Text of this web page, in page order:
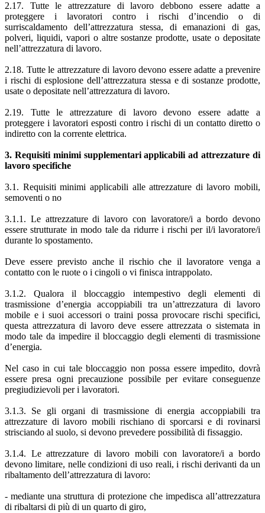
2.17. Tutte le attrezzature di lavoro debbono essere adatte a
proteggere i lavoratori contro i rischi d’incendio o di
surriscaldamento dell’attrezzatura stessa, di emanazioni di gas,
polveri, liquidi, vapori o altre sostanze prodotte, usate o depositate
nell’attrezzatura di lavoro.
2.18. Tutte le attrezzature di lavoro devono essere adatte a prevenire
i rischi di esplosione dell’attrezzatura stessa e di sostanze prodotte,
usate o depositate nell’attrezzatura di lavoro.
2.19. Tutte le attrezzature di lavoro devono essere adatte a
proteggere i lavoratori esposti contro i rischi di un contatto diretto o
indiretto con la corrente elettrica.
3. Requisiti minimi supplementari applicabili ad attrezzature di
lavoro specifiche
3.1. Requisiti minimi applicabili alle attrezzature di lavoro mobili,
semoventi o no
3.1.1. Le attrezzature di lavoro con lavoratore/i a bordo devono
essere strutturate in modo tale da ridurre i rischi per il/i lavoratore/i
durante lo spostamento.
Deve essere previsto anche il rischio che il lavoratore venga a
contatto con le ruote o i cingoli o vi finisca intrappolato.
3.1.2. Qualora il bloccaggio intempestivo degli elementi di
trasmissione d’energia accoppiabili tra un’attrezzatura di lavoro
mobile e i suoi accessori o traini possa provocare rischi specifici,
questa attrezzatura di lavoro deve essere attrezzata o sistemata in
modo tale da impedire il bloccaggio degli elementi di trasmissione
d’energia.
Nel caso in cui tale bloccaggio non possa essere impedito, dovrà
essere presa ogni precauzione possibile per evitare conseguenze
pregiudizievoli per i lavoratori.
3.1.3. Se gli organi di trasmissione di energia accoppiabili tra
attrezzature di lavoro mobili rischiano di sporcarsi e di rovinarsi
strisciando al suolo, si devono prevedere possibilità di fissaggio.
3.1.4. Le attrezzature di lavoro mobili con lavoratore/i a bordo
devono limitare, nelle condizioni di uso reali, i rischi derivanti da un
ribaltamento dell’attrezzatura di lavoro:
- mediante una struttura di protezione che impedisca all’attrezzatura
di ribaltarsi di più di un quarto di giro,